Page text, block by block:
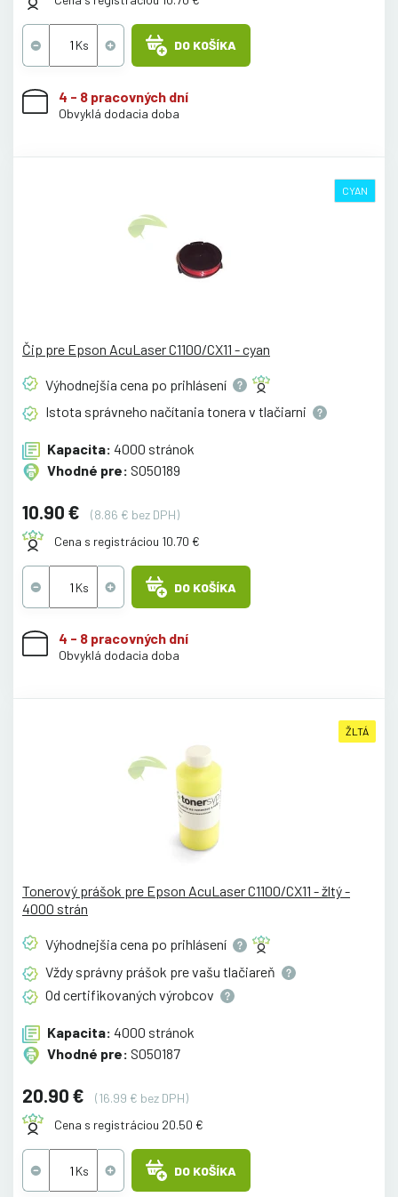
DO KOŠÍKA
4 - 8 pracovných dní
Obvyklá dodacia doba
CYAN
Čip pre Epson AcuLaser C1100/CX11 - cyan
Výhodnejšia cena po prihlásení
Istota správneho načítania tonera v tlačiarni
Kapacita: 4000 stránok
Vhodné pre: S050189
10.90 €
(8.86 € bez DPH)
Cena s registráciou 10.70 €
DO KOŠÍKA
4 - 8 pracovných dní
Obvyklá dodacia doba
ŽLTÁ
Tonerový prášok pre Epson AcuLaser C1100/CX11 - žltý -
4000 strán
Výhodnejšia cena po prihlásení
Vždy správny prášok pre vašu tlačiareň
Od certifikovaných výrobcov
Kapacita: 4000 stránok
Vhodné pre: S050187
20.90 €
(16.99 € bez DPH)
Cena s registráciou 20.50 €
DO KOŠÍKA